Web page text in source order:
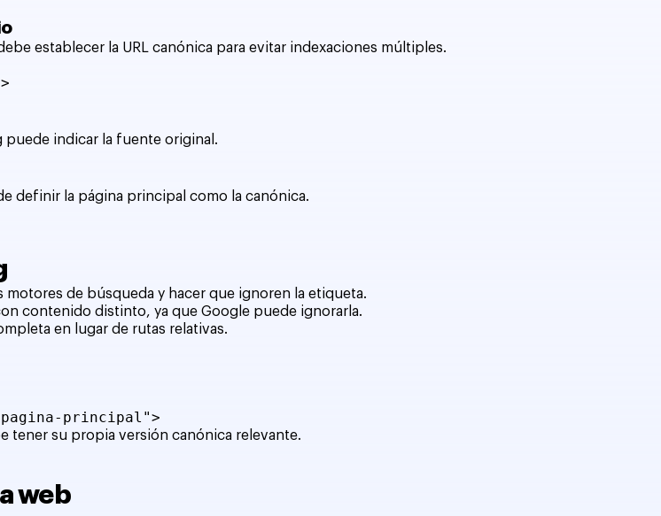
establecer la URL canónica para evitar indexaciones múltiples.
puede indicar la fuente original.
definir la página principal como la canónica.
motores de búsqueda y hacer que ignoren la etiqueta.
contenido distinto, ya que Google puede ignorarla.
en lugar de rutas relativas.
principal">
tener su propia versión canónica relevante.
web